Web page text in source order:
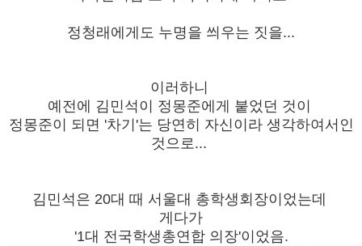
정청래에게도 누명을 씌우는 짓을...
이러하니
예전에 김민석이 정몽준에게 붙었던 것이
정몽준이 되면 '차기'는 당연히 자신이라 생각하여서인
것으로...
김민석은 20대 때 서울대 총학생회장이었는데
게다가
'1대 전국학생총연합 의장'이었음.